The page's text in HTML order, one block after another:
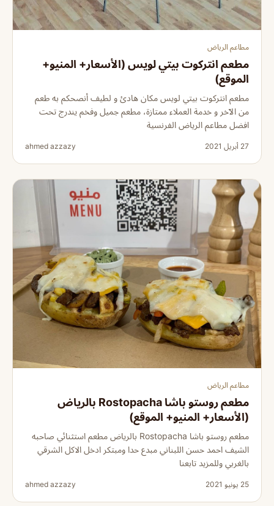
مطاعم الرياض
مطعم انتركوت بيتي لويس (الأسعار+ المنيو+
الموقع)
مطعم انتركوت بيتي لويس مكان هادئ و لطيف أنصحكم به طعم
من الآخر و خدمة العملاء ممتازة، مطعم جميل وفخم يندرج تحت
افضل مطاعم الرياض الفرنسية
27 أبريل 2021 ahmed azzazy
مطاعم الرياض
مطعم روستو باشا Rostopacha بالرياض
(الأسعار+ المنيو+ الموقع)
مطعم روستو باشا Rostopacha بالرياض مطعم استثنائي صاحبه
الشيف احمد حسن اللبناني مبدع حدا ومبتكر ادخل الاكل الشرقي
بالغربي وللمزيد تابعنا
25 يونيو 2021 ahmed azzazy